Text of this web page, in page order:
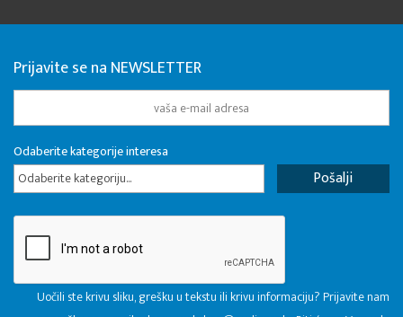
Prijavite se na NEWSLETTER
Odaberite kategorije interesa
Odaberite kategoriju...
Uočili ste krivu sliku, grešku u tekstu ili krivu informaciju? Prijavite nam